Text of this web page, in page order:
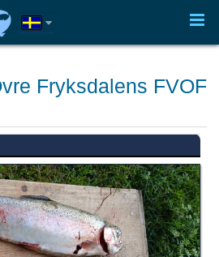
Fryksdalens FVOF